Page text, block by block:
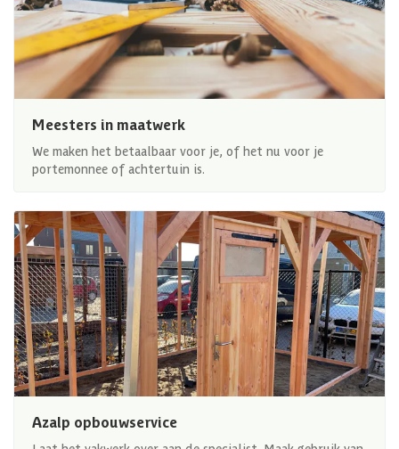
Meesters in maatwerk
We maken het betaalbaar voor je, of het nu voor je
portemonnee of achtertuin is.
Azalp opbouwservice